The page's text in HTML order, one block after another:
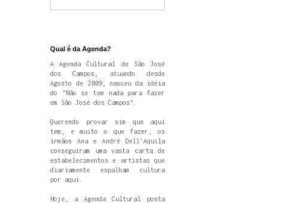
Qual é da Agenda?
A Agenda Cultural de São José
dos Campos, atuando desde
Agosto de 2009, nasceu da idéia
do "Não se tem nada para fazer
em São José dos Campos".
Querendo provar sim que aqui
tem, e muito o que fazer, os
irmãos Ana e André Dell'Aquila
conseguiram uma vasta carta de
estabelecimentos e artistas que
diariamente espalham cultura
por aqui.
Hoje, a Agenda Cultural posta